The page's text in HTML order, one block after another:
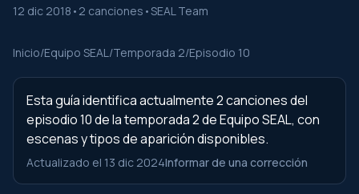
12 dic 2018 • 2 canciones •SEAL Team
Inicio/Equipo SEAL/Temporada 2/Episodio 10
Esta guía identifica actualmente 2 canciones del
episodio 10 de la temporada 2 de Equipo SEAL, con
escenas y tipos de aparición disponibles.
Actualizado el 13 dic 2024Informar de una corrección